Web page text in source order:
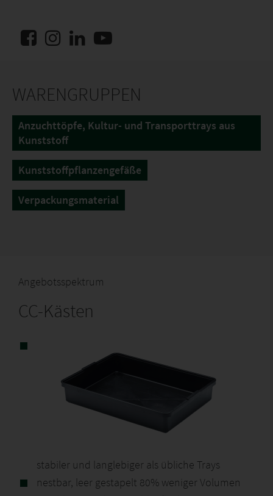
WARENGRUPPEN
Anzuchttöpfe, Kultur- und Transporttrays aus
Kunststoff
Kunststoffpflanzengefäße
Verpackungsmaterial
Angebotsspektrum
CC-Kästen
stabiler und langlebiger als übliche Trays
nestbar, leer gestapelt 80% weniger Volumen